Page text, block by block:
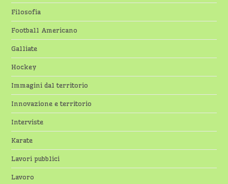
Filosofia
Football Americano
Galliate
Hockey
Immagini dal territorio
Innovazione e territorio
Interviste
Karate
Lavori pubblici
Lavoro